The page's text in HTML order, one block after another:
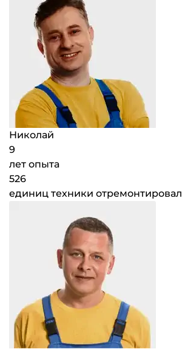
Николай
9
лет опыта
526
единиц техники отремонтировал